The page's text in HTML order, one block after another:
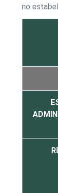
no